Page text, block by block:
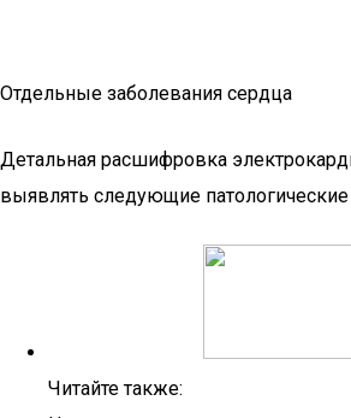
Отдельные заболевания сердца
Детальная расшифровка
выявлять следующие патологические
Читайте также: